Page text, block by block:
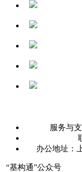
服务与
办公地址：
“基构通”公众号